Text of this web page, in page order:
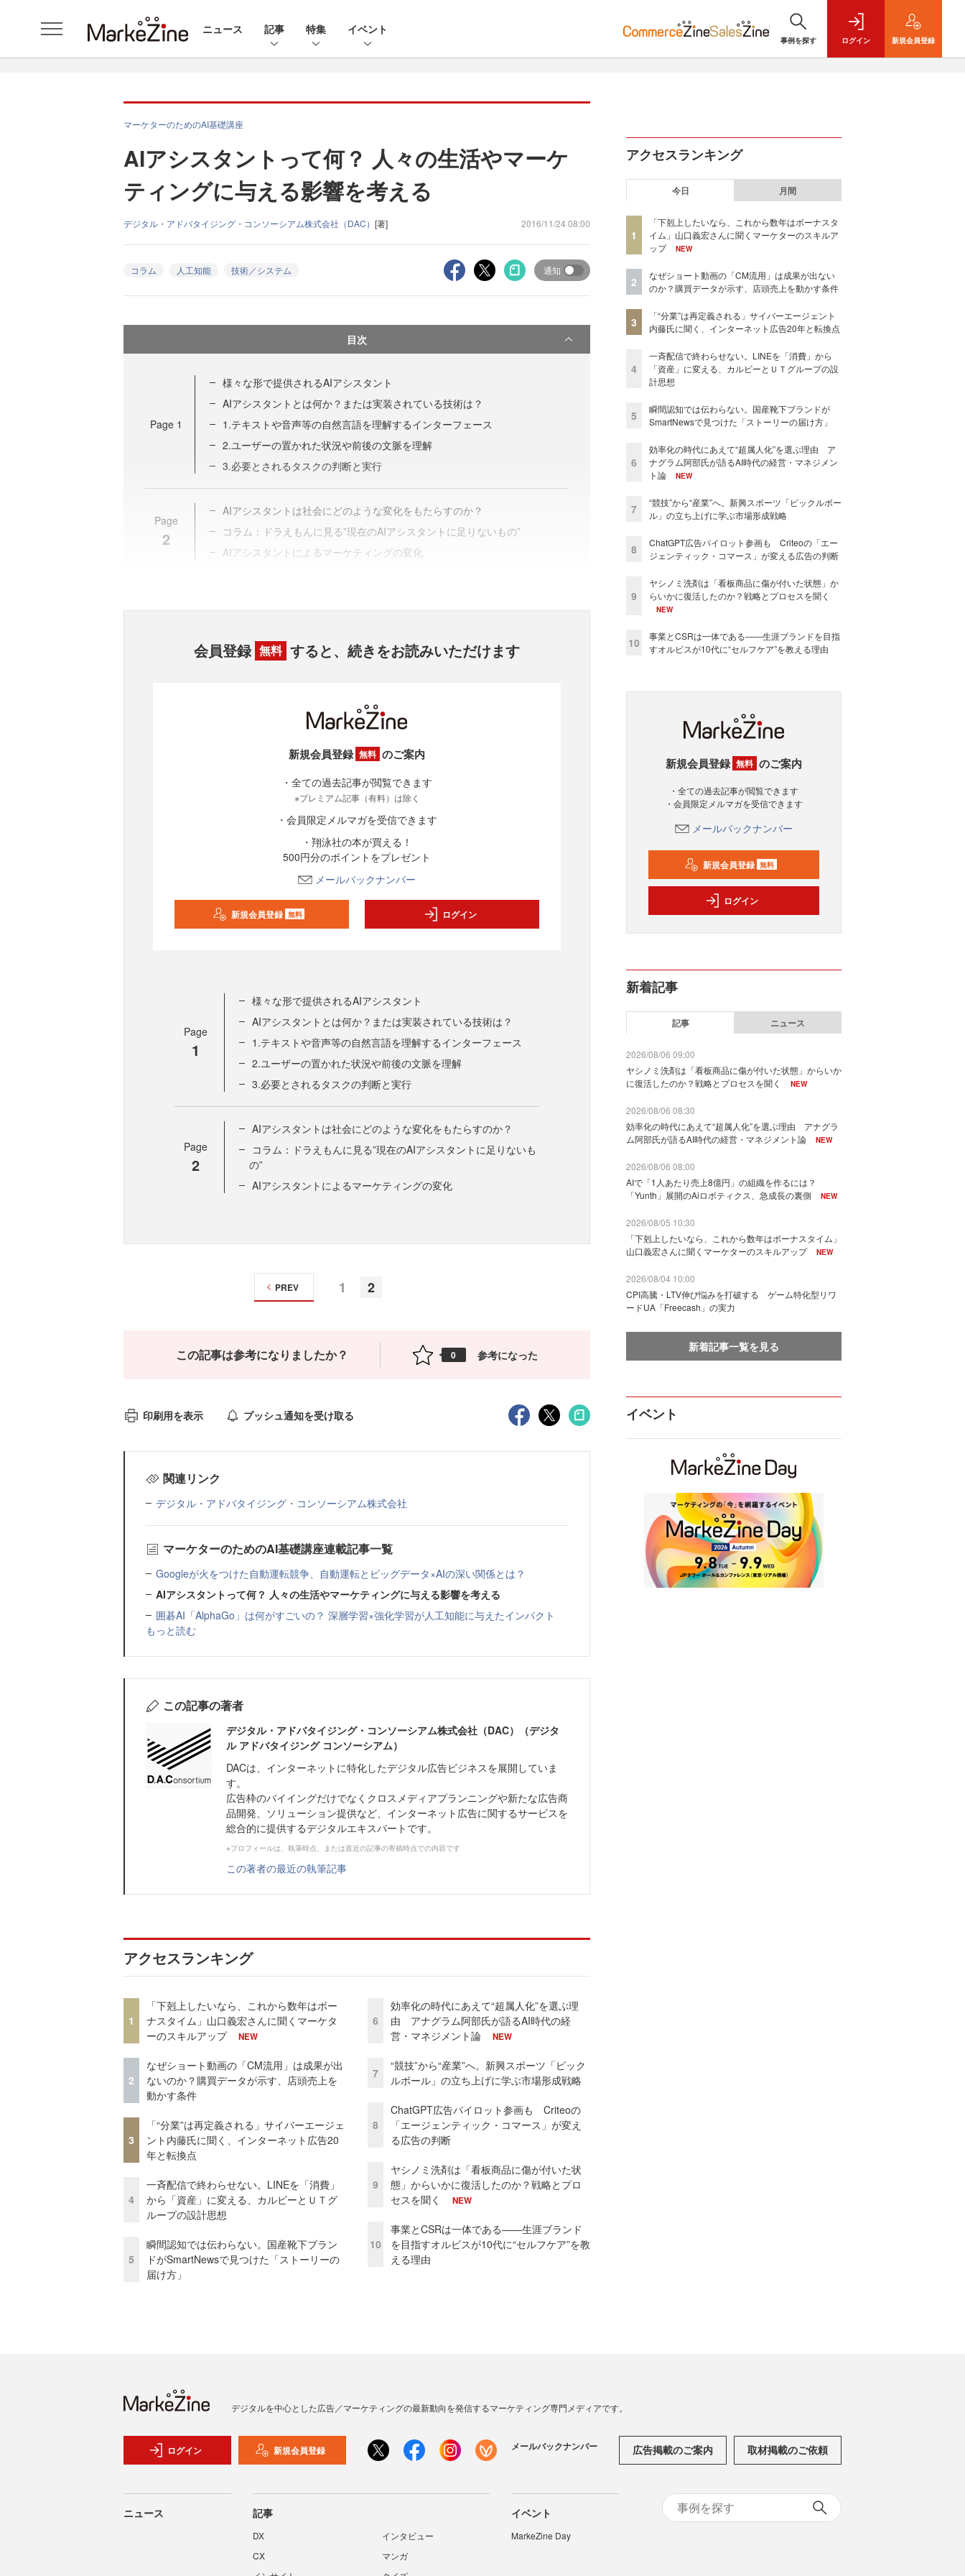
ニュース 記事 特集 イベント
事例を探す ログイン 新規会員登録
マーケターのためのAI基礎講座
AIアシスタントって何？ 人々の生活やマーケ
ティングに与える影響を考える
デジタル・アドバタイジング・コンソーシアム株式会社（DAC） [著] 2016/11/24 08:00
コラム 人工知能 技術／システム 通知
目次
Page 1
様々な形で提供されるAIアシスタント
AIアシスタントとは何か？または実装されている技術は？
1.テキストや音声等の自然言語を理解するインターフェース
2.ユーザーの置かれた状況や前後の文脈を理解
3.必要とされるタスクの判断と実行
Page
2
AIアシスタントは社会にどのような変化をもたらすのか？
コラム：ドラえもんに見る”現在のAIアシスタントに足りないもの”
AIアシスタントによるマーケティングの変化
会員登録 無料 すると、続きをお読みいただけます
新規会員登録 無料 のご案内
・全ての過去記事が閲覧できます
※プレミアム記事（有料）は除く
・会員限定メルマガを受信できます
・翔泳社の本が買える！
500円分のポイントをプレゼント
メールバックナンバー
新規会員登録 無料 ログイン
Page
1
様々な形で提供されるAIアシスタント
AIアシスタントとは何か？または実装されている技術は？
1.テキストや音声等の自然言語を理解するインターフェース
2.ユーザーの置かれた状況や前後の文脈を理解
3.必要とされるタスクの判断と実行
Page
2
AIアシスタントは社会にどのような変化をもたらすのか？
コラム：ドラえもんに見る”現在のAIアシスタントに足りないも
の”
AIアシスタントによるマーケティングの変化
1 2
PREV
この記事は参考になりましたか？ 0 参考になった
印刷用を表示 プッシュ通知を受け取る
関連リンク
デジタル・アドバタイジング・コンソーシアム株式会社
マーケターのためのAI基礎講座連載記事一覧
Googleが火をつけた自動運転競争、自動運転とビッグデータ×AIの深い関係とは？
AIアシスタントって何？ 人々の生活やマーケティングに与える影響を考える
囲碁AI「AlphaGo」は何がすごいの？ 深層学習×強化学習が人工知能に与えたインパクト
もっと読む
この記事の著者
デジタル・アドバタイジング・コンソーシアム株式会社（DAC）（デジタ
ル アドバタイジング コンソーシアム）
DACは、インターネットに特化したデジタル広告ビジネスを展開していま
す。
広告枠のバイイングだけでなくクロスメディアプランニングや新たな広告商
品開発、ソリューション提供など、インターネット広告に関するサービスを
総合的に提供するデジタルエキスパートです。
※プロフィールは、執筆時点、または直近の記事の寄稿時点での内容です
この著者の最近の執筆記事
アクセスランキング
1
「下剋上したいなら、これから数年はボー
ナスタイム」山口義宏さんに聞くマーケタ
ーのスキルアップ
NEW
2
なぜショート動画の「CM流用」は成果が出
ないのか？購買データが示す、店頭売上を
動かす条件
3
「“分業”は再定義される」サイバーエージェ
ント内藤氏に聞く、インターネット広告20
年と転換点
4
一斉配信で終わらせない。LINEを「消費」
から「資産」に変える、カルビーとＵＴグ
ループの設計思想
5
瞬間認知では伝わらない。国産靴下ブラン
ドがSmartNewsで見つけた「ストーリーの
届け方」
6
効率化の時代にあえて“超属人化”を選ぶ理
由 アナグラム阿部氏が語るAI時代の経
営・マネジメント論
NEW
7
“競技”から“産業”へ。新興スポーツ「ピック
ルボール」の立ち上げに学ぶ市場形成戦略
8
ChatGPT広告パイロット参画も Criteoの
「エージェンティック・コマース」が変え
る広告の判断
9
ヤシノミ洗剤は「看板商品に傷が付いた状
態」からいかに復活したのか？戦略とプロ
セスを聞く
NEW
10
事業とCSRは一体である――生涯ブランド
を目指すオルビスが10代に“セルフケア”を教
える理由
アクセスランキング
今日 月間
1
「下剋上したいなら、これから数年はボーナスタ
イム」山口義宏さんに聞くマーケターのスキルア
ップ
NEW
2
なぜショート動画の「CM流用」は成果が出ない
のか？購買データが示す、店頭売上を動かす条件
3
「“分業”は再定義される」サイバーエージェント
内藤氏に聞く、インターネット広告20年と転換点
4
一斉配信で終わらせない。LINEを「消費」から
「資産」に変える、カルビーとＵＴグループの設
計思想
5
瞬間認知では伝わらない。国産靴下ブランドが
SmartNewsで見つけた「ストーリーの届け方」
6
効率化の時代にあえて“超属人化”を選ぶ理由 ア
ナグラム阿部氏が語るAI時代の経営・マネジメン
ト論
NEW
7
“競技”から“産業”へ。新興スポーツ「ピックルボー
ル」の立ち上げに学ぶ市場形成戦略
8
ChatGPT広告パイロット参画も Criteoの「エー
ジェンティック・コマース」が変える広告の判断
9
ヤシノミ洗剤は「看板商品に傷が付いた状態」か
らいかに復活したのか？戦略とプロセスを聞く
NEW
10
事業とCSRは一体である――生涯ブランドを目指
すオルビスが10代に“セルフケア”を教える理由
新規会員登録 無料 のご案内
・全ての過去記事が閲覧できます
・会員限定メルマガを受信できます
メールバックナンバー
新規会員登録 無料
ログイン
新着記事
記事 ニュース
2026/08/06 09:00
ヤシノミ洗剤は「看板商品に傷が付いた状態」からいか
に復活したのか？戦略とプロセスを聞く
NEW
2026/08/06 08:30
効率化の時代にあえて“超属人化”を選ぶ理由 アナグラ
ム阿部氏が語るAI時代の経営・マネジメント論
NEW
2026/08/06 08:00
AIで「1人あたり売上8億円」の組織を作るには？
「Yunth」展開のAiロボティクス、急成長の裏側
NEW
2026/08/05 10:30
「下剋上したいなら、これから数年はボーナスタイム」
山口義宏さんに聞くマーケターのスキルアップ
NEW
2026/08/04 10:00
CPI高騰・LTV伸び悩みを打破する ゲーム特化型リワ
ードUA「Freecash」の実力
新着記事一覧を見る
イベント
デジタルを中心とした広告／マーケティングの最新動向を発信するマーケティング専門メディアです。
ログイン 新規会員登録 メールバックナンバー 広告掲載のご案内 取材掲載のご依頼
ニュース 記事
DX
インタビュー
CX
マンガ
イベント
MarkeZine Day